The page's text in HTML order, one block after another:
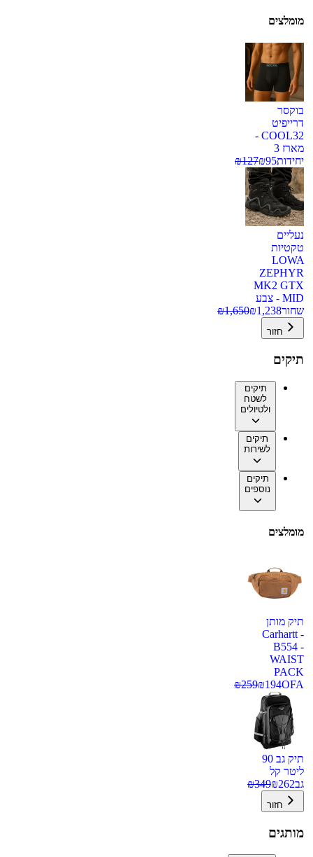
מומלצים
בוקסר
דרייפיט
COOL32 -
מארז 3
יחידות
₪95
₪127
נעליים
טקטיות
LOWA
ZEPHYR
MK2 GTX
MID - צבע
שחור
₪1,238
₪1,650
חזור
תיקים
תיקים
לשטח
ולטיולים
תיקים
לשירות
תיקים
נוספים
מומלצים
תיק מותן
Carhartt -
B554 -
WAIST
PACK
OFA
₪194
₪259
תיק גב 90
ליטר קל
גב
₪262
₪349
חזור
מותגים